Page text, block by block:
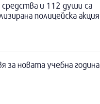
и 112 души са
полицейска акция
за новата учебна година